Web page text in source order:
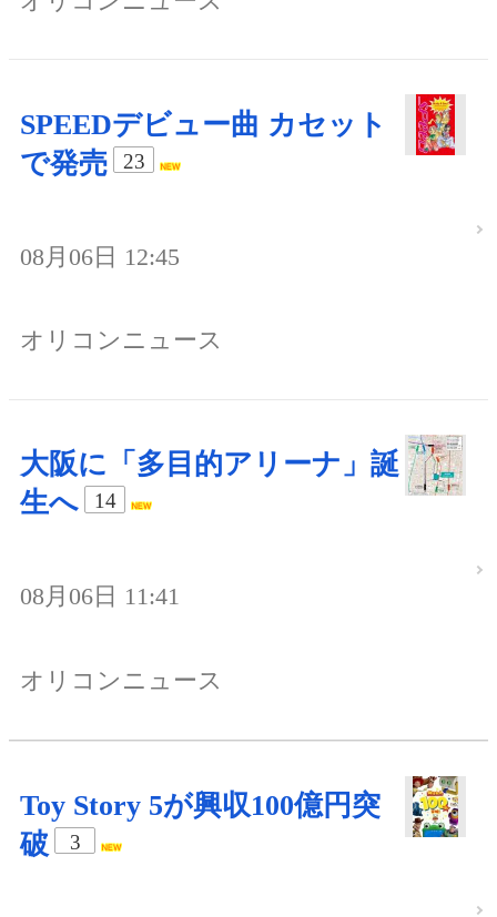
SPEEDデビュー曲 カセット
で発売
23
08月06日 12:45
オリコンニュース
大阪に「多目的アリーナ」誕
生へ
14
08月06日 11:41
オリコンニュース
Toy Story 5が興収100億円突
破
3